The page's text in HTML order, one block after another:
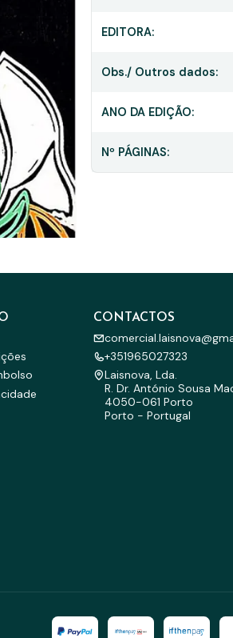
EDITORA:
Obs./ Outros dados:
ANO DA EDIÇÃO:
Nº PÁGINAS:
CONTACTOS
+351965027323
Laisnova, Lda.
R. Dr. António Sousa
4050-061 Porto
Porto - Portugal